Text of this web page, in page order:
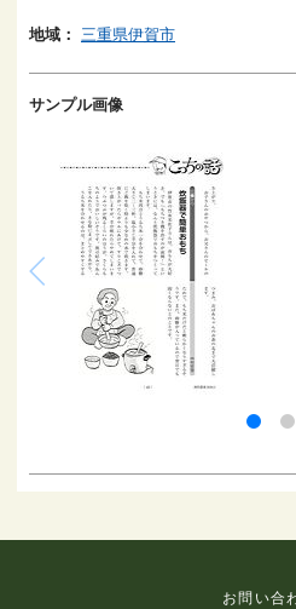
地域： 三重県伊賀市
サンプル画像
お問い合